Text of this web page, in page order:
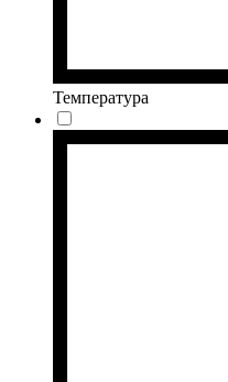
Температура